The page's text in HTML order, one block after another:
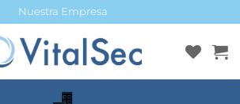
Nuestra Empresa